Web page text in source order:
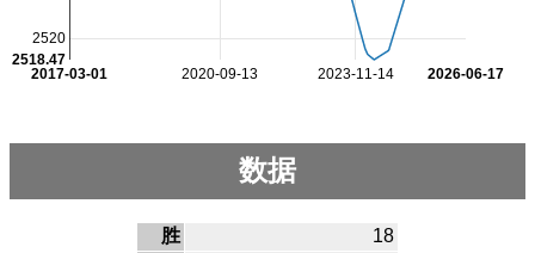
2020-09-13 2023-11-14
2017-03-01 2026-06-17
2520
2518.47
数据
胜
18